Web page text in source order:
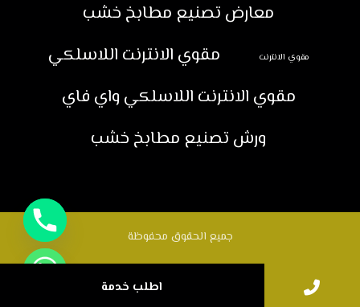
معارض تصنيع مطابخ خشب
مقوي الانترنت
مقوي الانترنت اللاسلكي
مقوي الانترنت اللاسلكي واي فاي
ورش تصنيع مطابخ خشب
جميع الحقوق محفوظة
اطلب خدمة